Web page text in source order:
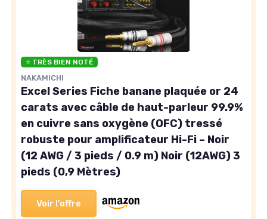
⭐ TRÈS BIEN NOTÉ
NAKAMICHI
Excel Series Fiche banane plaquée or 24
carats avec câble de haut-parleur 99.9%
en cuivre sans oxygène (OFC) tressé
robuste pour amplificateur Hi-Fi – Noir
(12 AWG / 3 pieds / 0.9 m) Noir (12AWG) 3
pieds (0,9 Mètres)
Voir l'offre